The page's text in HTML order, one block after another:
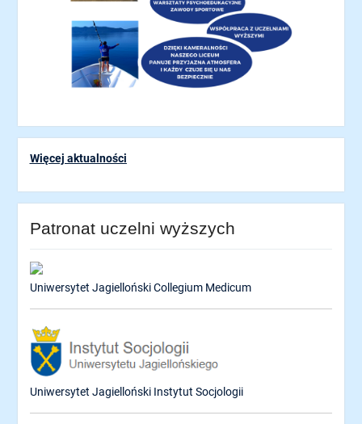
Więcej aktualności
Patronat uczelni wyższych
Uniwersytet Jagielloński Collegium Medicum
Uniwersytet Jagielloński Instytut Socjologii